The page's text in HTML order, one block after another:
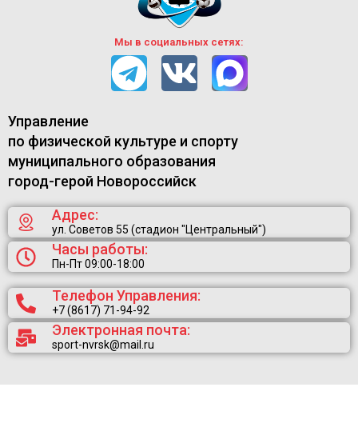
Мы в социальных сетях:
Управление
по физической культуре и спорту
муниципального образования
город-герой Новороссийск
Адрес:
ул. Советов 55 (стадион "Центральный")
Часы работы:
Пн-Пт 09:00-18:00
Телефон Управления:
+7 (8617) 71-94-92
Электронная почта:
sport-nvrsk@mail.ru